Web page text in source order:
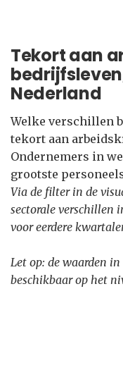
Tekort aan
Nederland
Welke verschillen
tekort aan
Ondernemers in
grootste
Via de filter in de
sectorale verschillen
voor eerdere
Let op: de waarden
beschikbaar op het